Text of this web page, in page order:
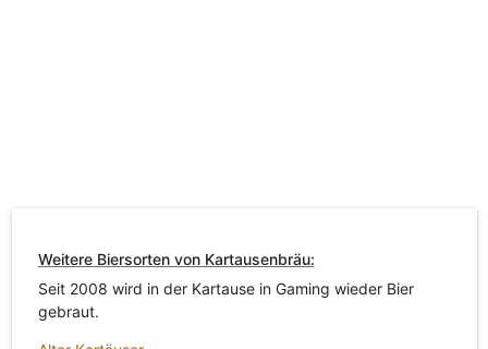
Weitere Biersorten von Kartausenbräu:
Seit 2008 wird in der Kartause in Gaming wieder Bier
gebraut.